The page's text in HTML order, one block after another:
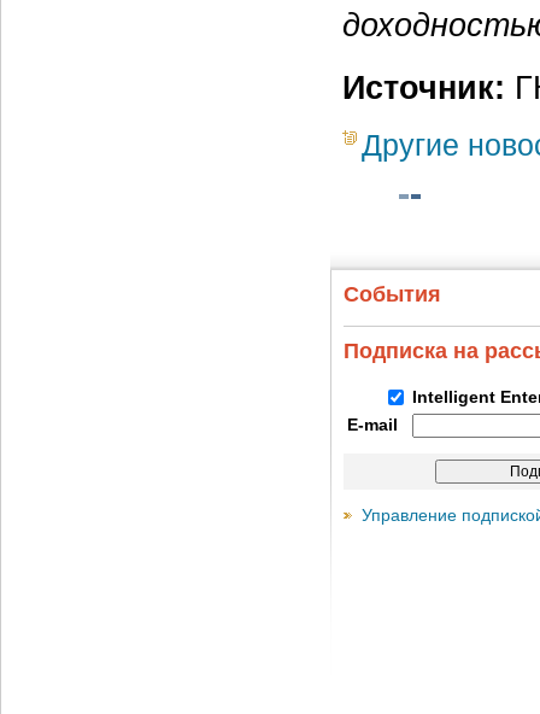
Источник:
Другие
События
Подписка на
Intelligent
E-mail
Управление